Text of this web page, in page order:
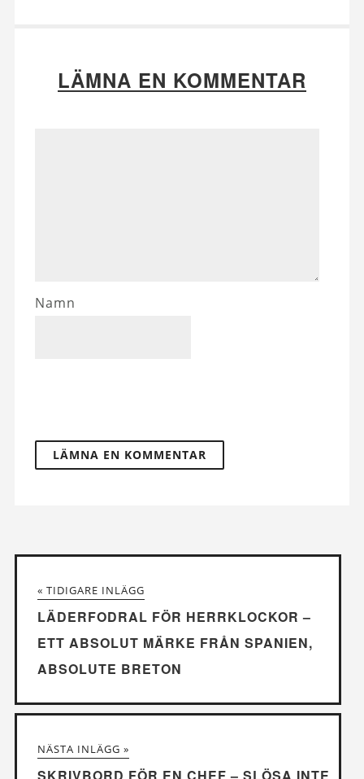
LÄMNA EN KOMMENTAR
Namn
« TIDIGARE INLÄGG
LÄDERFODRAL FÖR HERRKLOCKOR –
ETT ABSOLUT MÄRKE FRÅN SPANIEN,
ABSOLUTE BRETON
NÄSTA INLÄGG »